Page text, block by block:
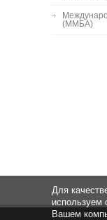
(ММБА)
Для
используем
Вашем